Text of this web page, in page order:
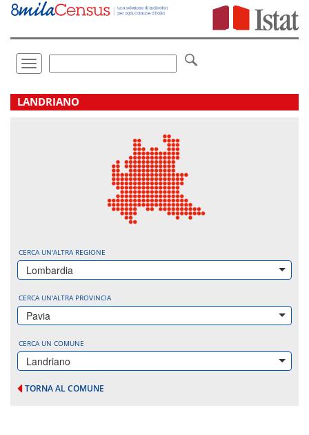
Vai
direttamente
Toggle
navigation
LANDRIANO
CERCA UN'ALTRA REGIONE
Lombardia
CERCA UN'ALTRA PROVINCIA
Pavia
CERCA UN COMUNE
Landriano
TORNA AL COMUNE